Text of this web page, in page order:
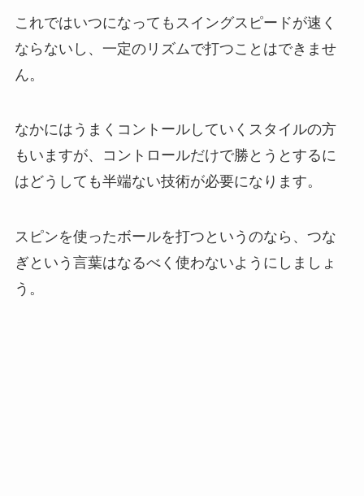
これではいつになってもスイングスピードが速く
ならないし、一定のリズムで打つことはできませ
ん。
なかにはうまくコントールしていくスタイルの方
もいますが、コントロールだけで勝とうとするに
はどうしても半端ない技術が必要になります。
スピンを使ったボールを打つというのなら、つな
ぎという言葉はなるべく使わないようにしましょ
う。